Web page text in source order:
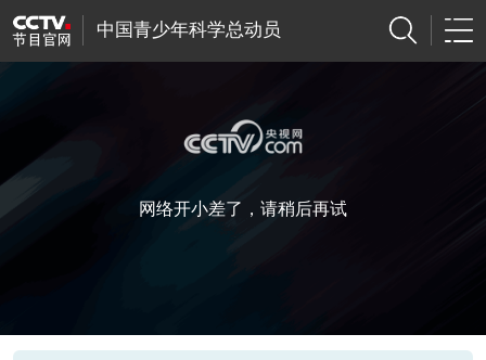
中国青少年科学总动员
网络开小差了，请稍后再试